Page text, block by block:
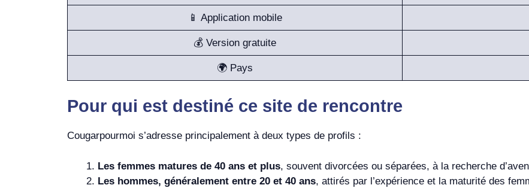
📱 Application mobile
💰 Version gratuite
🌍 Pays
Pour qui est destiné ce site de rencontre
Cougarpourmoi s’adresse principalement à deux types de profils :
Les femmes matures de 40 ans et plus, souvent divorcées ou séparées, à la recherche
Les hommes, généralement entre 20 et 40 ans, attirés par l’expérience et la maturité des